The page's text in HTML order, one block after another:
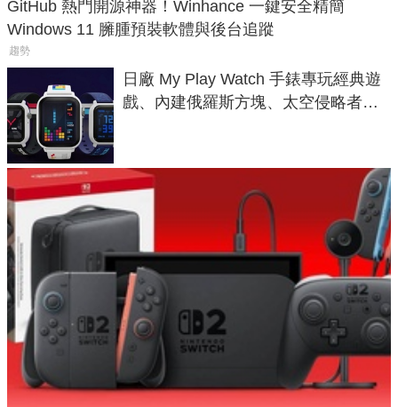
GitHub 熱門開源神器！Winhance 一鍵安全精簡
Windows 11 臃腫預裝軟體與後台追蹤
趨勢
日廠 My Play Watch 手錶專玩經典遊
戲、內建俄羅斯方塊、太空侵略者，